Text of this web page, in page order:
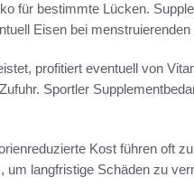
für bestimmte Lücken.
Eisen bei menstruierenden
profitiert eventuell von
Sportler
Kost führen oft
um langfristige Schäden zu